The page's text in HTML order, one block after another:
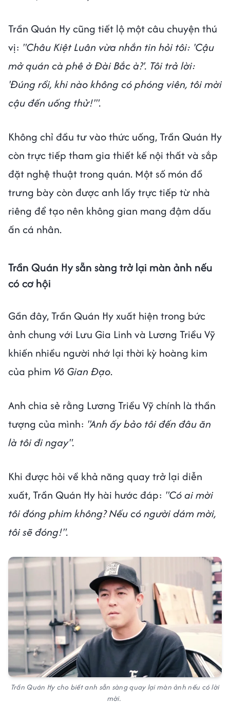
Trần Quán Hy cũng tiết lộ một câu chuyện thú
vị: "Châu Kiệt Luân vừa nhắn tin hỏi tôi: 'Cậu
mở quán cà phê ở Đài Bắc à?'. Tôi trả lời:
'Đúng rồi, khi nào không có phóng viên, tôi mời
cậu đến uống thử!'".
Không chỉ đầu tư vào thức uống, Trần Quán Hy
còn trực tiếp tham gia thiết kế nội thất và sắp
đặt nghệ thuật trong quán. Một số món đồ
trưng bày còn được anh lấy trực tiếp từ nhà
riêng để tạo nên không gian mang đậm dấu
ấn cá nhân.
Trần Quán Hy sẵn sàng trở lại màn ảnh nếu
có cơ hội
Gần đây, Trần Quán Hy xuất hiện trong bức
ảnh chung với Lưu Gia Linh và Lương Triều Vỹ
khiến nhiều người nhớ lại thời kỳ hoàng kim
của phim Vô Gian Đạo.
Anh chia sẻ rằng Lương Triều Vỹ chính là thần
tượng của mình: "Anh ấy bảo tôi đến đâu ăn
là tôi đi ngay".
Khi được hỏi về khả năng quay trở lại diễn
xuất, Trần Quán Hy hài hước đáp: "Có ai mời
tôi đóng phim không? Nếu có người dám mời,
tôi sẽ đóng!".
Trần Quán Hy cho biết anh sẵn sàng quay lại màn ảnh nếu có lời
mời.